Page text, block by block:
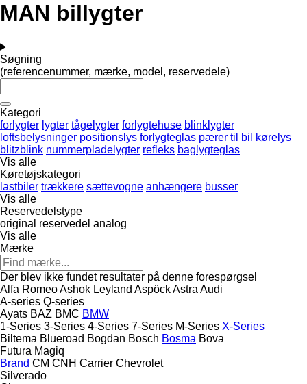
MAN billygter
Søgning
(referencenummer, mærke, model, reservedele)
Kategori
forlygter lygter tågelygter forlygtehuse blinklygter
loftsbelysninger positionslys forlygteglas pærer til bil
kørelys
blitzblink nummerpladelygter refleks baglygteglas
Vis alle
Køretøjskategori
lastbiler trækkere sættevogne anhængere busser
Vis alle
Reservedelstype
original reservedel analog
Vis alle
Mærke
Der blev ikke fundet resultater på denne forespørgsel
Alfa RomeoAshok Leyland AspöckAstra Audi
A-series Q-series
Ayats BAZ BMC BMW
1-Series 3-Series 4-Series 7-Series M-Series X-Series
Biltema Blueroad Bogdan Bosch Bosma Bova
Futura Magiq
Brand CM CNH Carrier Chevrolet
Silverado